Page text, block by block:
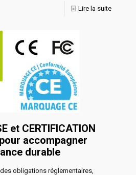
Lire la suite
et CERTIFICATION
accompagner
durable
obligations réglementaires,